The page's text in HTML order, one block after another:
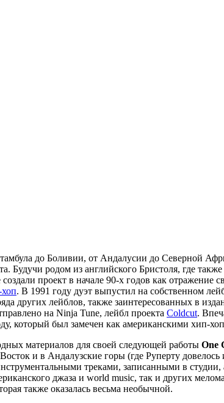
до Боливии, от Андалусии до Северной
Будучи родом из английского Бристоля, где
проект в начале 90-х годов как отражение
. В 1991 году дуэт выпустил на собственном
других лейблов, также заинтересованных в
на Ninja Tune, лейбл проекта Coldcut.
который был замечен как американскими хип-
материалов для своей следующей работы One
и в Андалузские горы (где Руперту
треками, записанными в
джаза и world music, так и других
также оказалась весьма необычной.